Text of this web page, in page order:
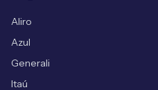
Aliro
Azul
Generali
Itaú